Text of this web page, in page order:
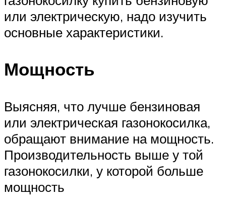
или электрическую, надо изучить
основные характеристики.
Мощность
Выясняя, что лучше бензиновая
или электрическая газонокосилка,
обращают внимание на мощность.
Производительность выше у той
газонокосилки, у которой больше
мощность